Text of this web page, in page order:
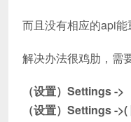
而且没有相应的api能
解决办法很鸡肋，需
（设置）Settings -
（设置）Settings -